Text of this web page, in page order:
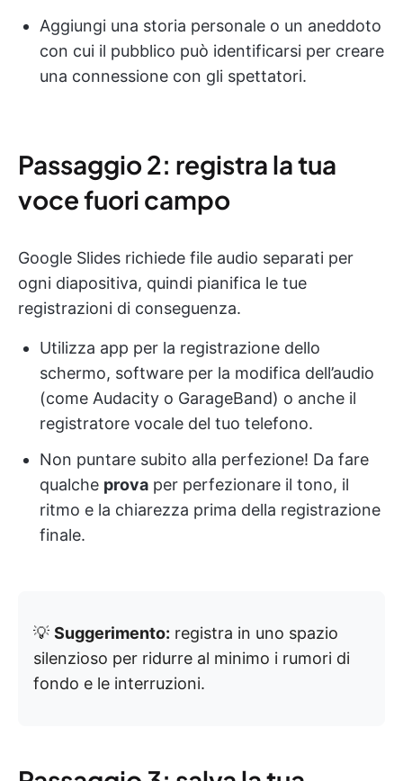
Aggiungi una storia personale o un aneddoto
con cui il pubblico può identificarsi per creare
una connessione con gli spettatori.
Passaggio 2: registra la tua
voce fuori campo
Google Slides richiede file audio separati per
ogni diapositiva, quindi pianifica le tue
registrazioni di conseguenza.
Utilizza app per la registrazione dello
schermo, software per la modifica dell’audio
(come Audacity o GarageBand) o anche il
registratore vocale del tuo telefono.
Non puntare subito alla perfezione! Da fare
qualche prova per perfezionare il tono, il
ritmo e la chiarezza prima della registrazione
finale.
💡 Suggerimento: registra in uno spazio
silenzioso per ridurre al minimo i rumori di
fondo e le interruzioni.